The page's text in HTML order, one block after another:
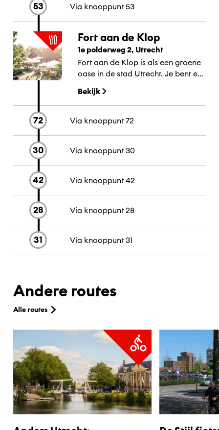
53 Via knooppunt 53
Fort aan de Klop
1e polderweg 2, Utrecht
Fort aan de Klop is als een groene
oase in de stad Utrecht. Je bent er
kwartiertje langs...
Bekijk
72 Via knooppunt 72
30 Via knooppunt 30
42 Via knooppunt 42
28 Via knooppunt 28
31 Via knooppunt 31
Andere routes
Alle routes